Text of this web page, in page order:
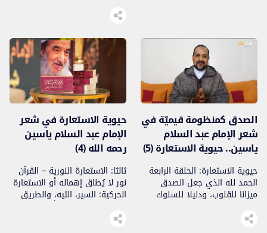
الأول، بل يبدو كأنه […]
ومفتاح الإحسان، والصلاة
نقل الإنسان من ضيق الأثرة إلى
سعة العطاء، ومن فقر النفس
إلى غنى الإيمان، وعلى آله
وصحبه ومن سار على درب
الإحسان إلى يوم الدين. ليس
البذل […]
الصدق كمنظومة قيميّة في
شعر الإمام عبد السلام
ياسين.. حيوية الاستعارة (5)
حيوية الاستعارة: الحلقة الرابعة
الحمد لله الذي جعل الصدق
ميزانا للقلوب، ودليلا للسلوك
إله إلا الله وحده لا شريك له.
حيوية الاستعارة في شعر
الإمام عبد السلام ياسين
رحمه الله (4)
ثالثا: الاستعارة النورية – القرآن
نور لا يُطاق إهماله أو الاستعارة
الحركية: السير، التيه، والطريق
يقول الإمام رحمه الله: جاءك
النور فانتَحَيْتَ ظلاماً دامسا يائساً